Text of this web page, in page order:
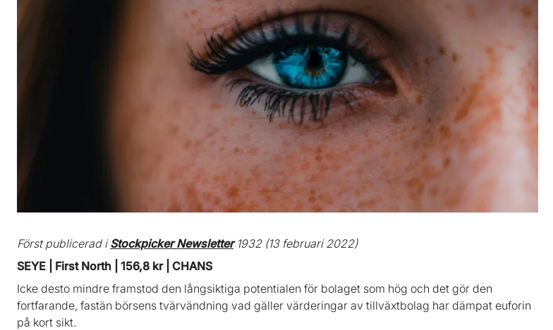
Först publicerad iStockpicker Newsletter1932 (13 februari 2022)
SEYE | First North | 156,8 kr | CHANS
Icke desto mindre framstod den långsiktiga potentialen för bolaget som hög och det gör den
fortfarande, fastän börsens tvärvändning vad gäller värderingar av tillväxtbolag har dämpat euforin
på kort sikt.